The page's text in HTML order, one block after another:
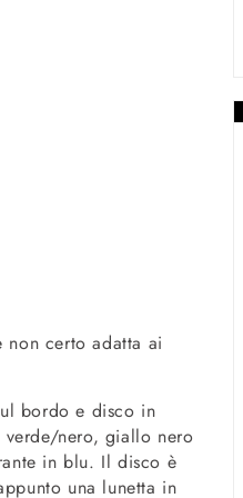
non certo adatta ai
bordo e disco in
nero, giallo nero
in blu. Il disco è
una lunetta in